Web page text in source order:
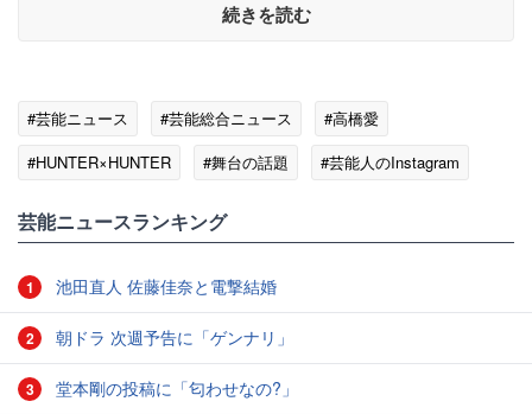
続きを読む
#芸能ニュース #芸能総合ニュース
#高橋愛
#HUNTER×HUNTER
#舞台の話題 #芸能人のInstagram
芸能ニュースランキング
1 池田直人 佐藤佳奈と電撃結婚
2 朝ドラ 次週予告に「ゲンナリ」
3 堂本剛の投稿に「匂わせなの?」